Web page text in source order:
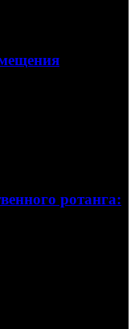
ротанга: